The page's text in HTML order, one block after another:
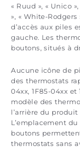
« Ruud », « Unico
», « White-Rodgers
d’accès aux piles
gauche. Les
boutons, situés à
Aucune icône de
des thermostats
04xx, 1F85-04xx
modèle des
l’arrière du
L’emplacement
boutons
thermostats sans